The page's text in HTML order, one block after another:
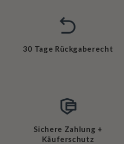
30 Tage Rückgaberecht
Sichere Zahlung +
Käuferschutz